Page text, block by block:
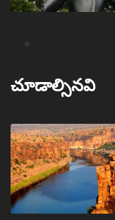
చూడాల్సినవి